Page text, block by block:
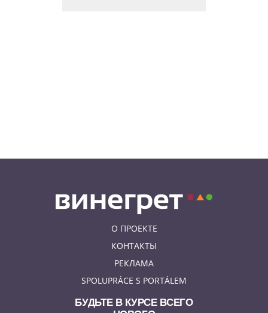
О ПРОЕКТЕ
КОНТАКТЫ
РЕКЛАМА
SPOLUPRÁCE S PORTÁLEM
БУДЬТЕ В КУРСЕ ВСЕГО